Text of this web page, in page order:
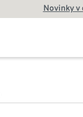
Novinky v